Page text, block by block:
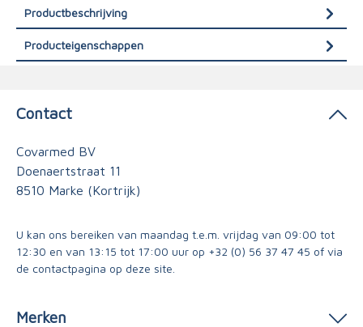
Productbeschrijving
Producteigenschappen
Contact
Covarmed BV
Doenaertstraat 11
8510 Marke (Kortrijk)
U kan ons bereiken van maandag t.e.m. vrijdag van 09:00 tot
12:30 en van 13:15 tot 17:00 uur op +32 (0) 56 37 47 45 of via
de contactpagina op deze site.
Merken